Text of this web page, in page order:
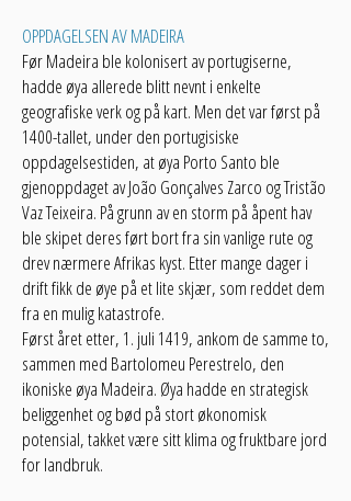
OPPDAGELSEN AV MADEIRA
Før Madeira ble kolonisert av portugiserne,
hadde øya allerede blitt nevnt i enkelte
geografiske verk og på kart. Men det var først på
1400-tallet, under den portugisiske
oppdagelsestiden, at øya Porto Santo ble
gjenoppdaget av João Gonçalves Zarco og Tristão
Vaz Teixeira. På grunn av en storm på åpent hav
ble skipet deres ført bort fra sin vanlige rute og
drev nærmere Afrikas kyst. Etter mange dager i
drift fikk de øye på et lite skjær, som reddet dem
fra en mulig katastrofe.
Først året etter, 1. juli 1419, ankom de samme to,
sammen med Bartolomeu Perestrelo, den
ikoniske øya Madeira. Øya hadde en strategisk
beliggenhet og bød på stort økonomisk
potensial, takket være sitt klima og fruktbare jord
for landbruk.